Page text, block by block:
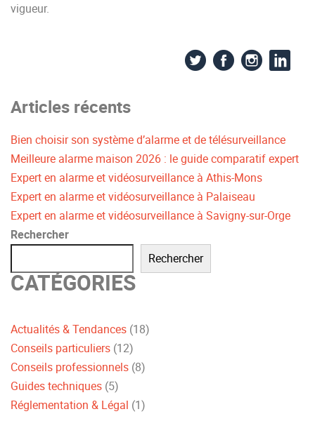
vigueur.
Articles récents
Bien choisir son système d’alarme et de télésurveillance
Meilleure alarme maison 2026 : le guide comparatif expert
Expert en alarme et vidéosurveillance à Athis-Mons
Expert en alarme et vidéosurveillance à Palaiseau
Expert en alarme et vidéosurveillance à Savigny-sur-Orge
Rechercher
Rechercher
CATÉGORIES
Actualités & Tendances (18)
Conseils particuliers (12)
Conseils professionnels (8)
Guides techniques (5)
Réglementation & Légal (1)